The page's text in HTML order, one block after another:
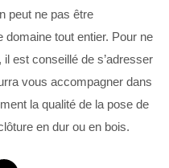
peut ne pas être
tout entier. Pour ne
est conseillé de s’adresser
vous accompagner dans
la qualité de la pose de
en dur ou en bois.